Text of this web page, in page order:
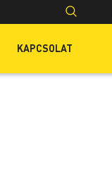
Keresés:
KAPCSOLAT